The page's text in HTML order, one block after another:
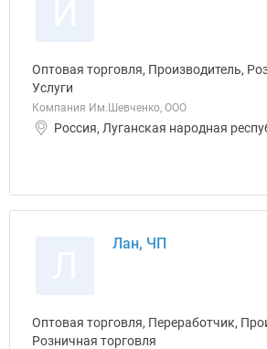
Оптовая торговля, Производитель,
Услуги
Компания Им.Шевченко, ООО
Россия, Луганская народная
Лан, ЧП
Оптовая торговля, Переработчик,
Розничная торговля